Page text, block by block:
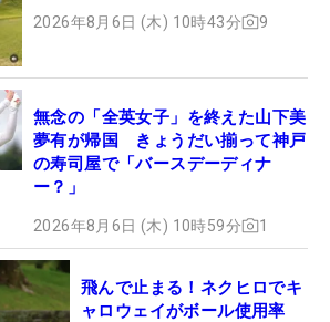
2026年8月6日 (木) 10時43分 9
無念の「全英女子」を終えた山下美
夢有が帰国 きょうだい揃って神戸
の寿司屋で「バースデーディナ
ー？」
2026年8月6日 (木) 10時59分 1
飛んで止まる！ネクヒロでキ
ャロウェイがボール使用率